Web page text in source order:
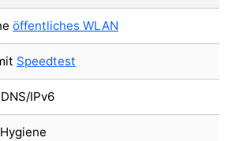
öffentliches WLAN
Speedtest
IPv6